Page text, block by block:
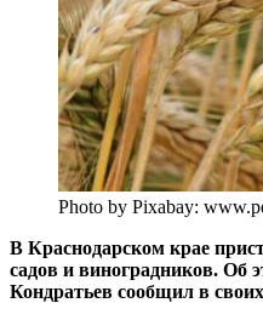
Photo by Pixabay:
В Краснодарском крае
садов и виноградников. Об
Кондратьев сообщил в